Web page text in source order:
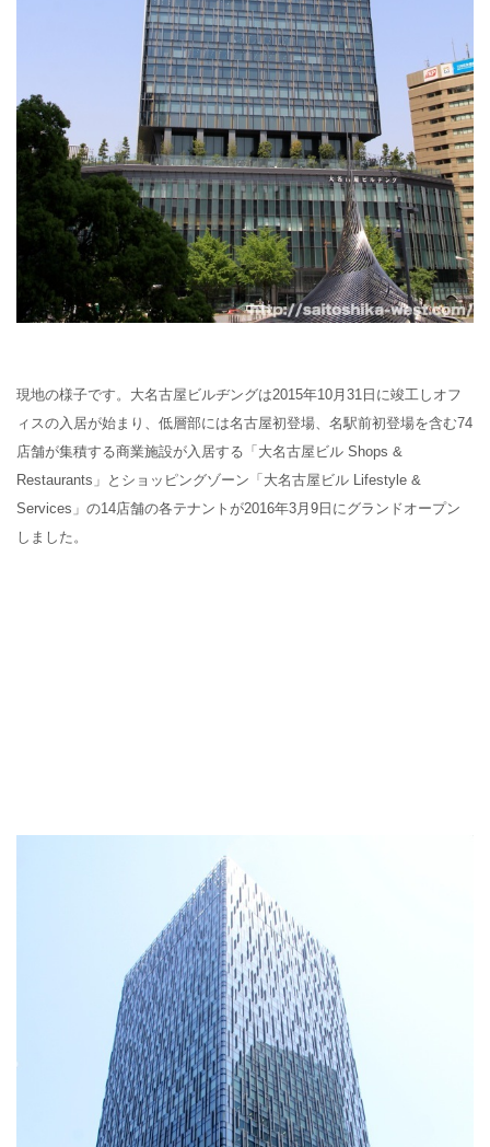
現地の様子です。大名古屋ビルヂングは2015年10月31日に竣工しオフ
ィスの入居が始まり、低層部には名古屋初登場、名駅前初登場を含む74
店舗が集積する商業施設が入居する「大名古屋ビル Shops &
Restaurants 」とショッピングゾーン「大名古屋ビル Lifestyle &
Services 」の14店舗の各テナントが2016年3月 9 日にグランドオープン
しました。